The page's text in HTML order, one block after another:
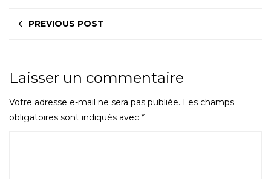
PREVIOUS POST
Laisser un commentaire
Votre adresse e-mail ne sera pas publiée. Les champs
obligatoires sont indiqués avec *